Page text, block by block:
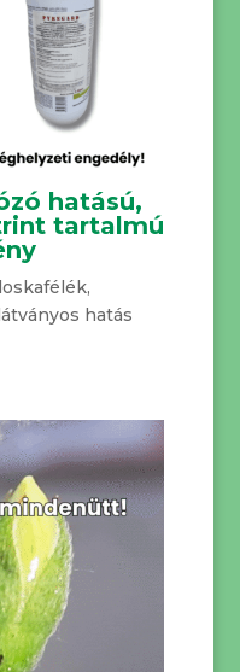
hatású,
tartalmú
hatás